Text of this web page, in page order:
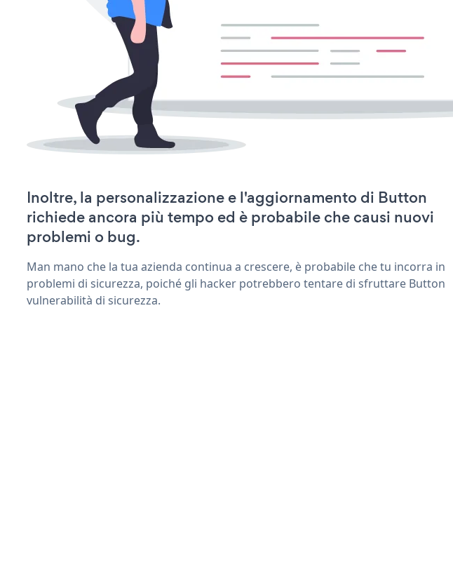
Inoltre, la personalizzazione e l'aggiornamento di Button
richiede ancora più tempo ed è probabile che causi nuovi
problemi o bug.
Man mano che la tua azienda continua a crescere, è probabile che tu incorra in
problemi di sicurezza, poiché gli hacker potrebbero tentare di sfruttare Button
vulnerabilità di sicurezza.